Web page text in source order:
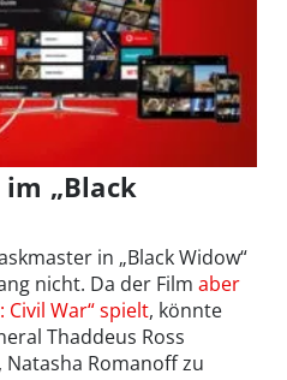
„Black
in „Black Widow“
nicht. Da der Film aber
Civil War“ spielt, könnte
Thaddeus Ross
Romanoff zu